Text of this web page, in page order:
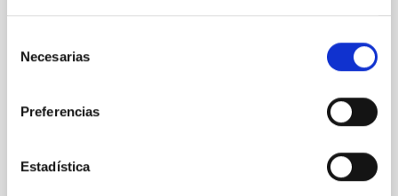
Necesarias
Preferencias
Estadística
Observatorio del Roque de los Muchachos
Regular las condiciones para la instalación del TMT
decida de mutuo acuerdo, su demolición, retirada y